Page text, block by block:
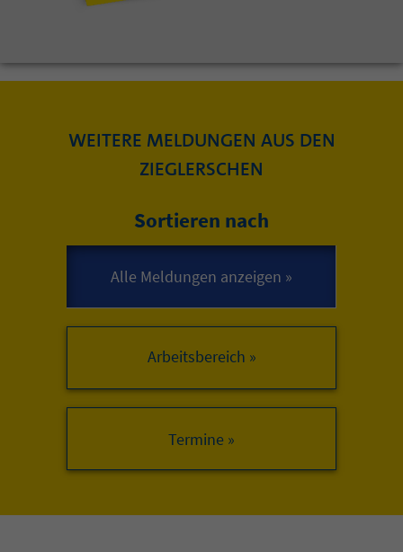
WEITERE MELDUNGEN AUS DEN
ZIEGLERSCHEN
Sortieren nach
Arbeitsbereich »